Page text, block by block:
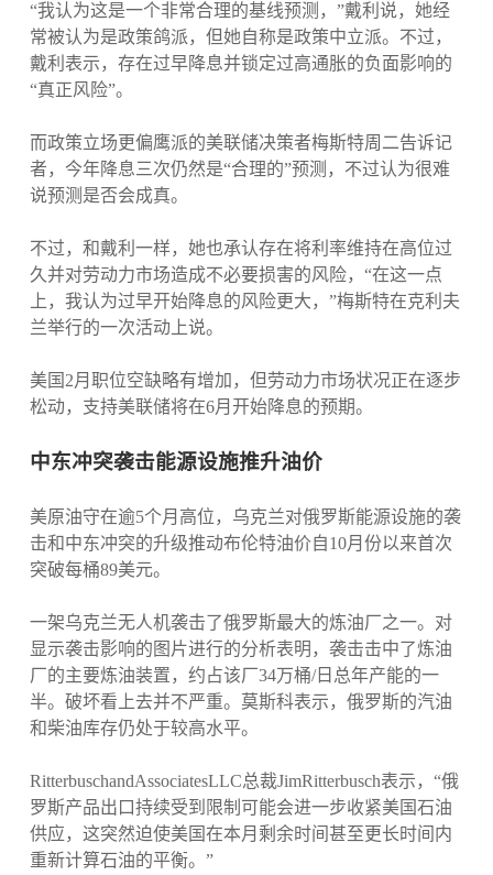
“我认为这是一个非常合理的基线预测，”戴利说，她经
常被认为是政策鸽派，但她自称是政策中立派。不过，
戴利表示，存在过早降息并锁定过高通胀的负面影响的
“真正风险”。
而政策立场更偏鹰派的美联储决策者梅斯特周二告诉记
者，今年降息三次仍然是“合理的”预测，不过认为很难
说预测是否会成真。
不过，和戴利一样，她也承认存在将利率维持在高位过
久并对劳动力市场造成不必要损害的风险，“在这一点
上，我认为过早开始降息的风险更大，”梅斯特在克利夫
兰举行的一次活动上说。
美国2月职位空缺略有增加，但劳动力市场状况正在逐步
松动，支持美联储将在6月开始降息的预期。
中东冲突袭击能源设施推升油价
美原油守在逾5个月高位，乌克兰对俄罗斯能源设施的袭
击和中东冲突的升级推动布伦特油价自10月份以来首次
突破每桶89美元。
一架乌克兰无人机袭击了俄罗斯最大的炼油厂之一。对
显示袭击影响的图片进行的分析表明，袭击击中了炼油
厂的主要炼油装置，约占该厂34万桶/日总年产能的一
半。破坏看上去并不严重。莫斯科表示，俄罗斯的汽油
和柴油库存仍处于较高水平。
RitterbuschandAssociatesLLC总裁JimRitterbusch表示，“俄
罗斯产品出口持续受到限制可能会进一步收紧美国石油
供应，这突然迫使美国在本月剩余时间甚至更长时间内
重新计算石油的平衡。”